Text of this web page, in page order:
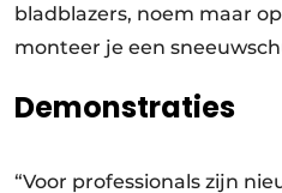
bladblazers, noem maar
monteer je een
Demonstraties
“Voor professionals zijn